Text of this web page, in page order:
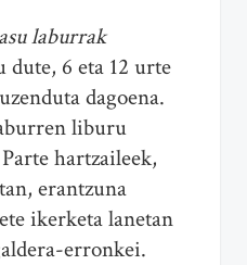
laburrak
dute, 6 eta 12 urte
dagoena.
liburu
hartzaileek,
erantzuna
ikerketa lanetan
erronkei.